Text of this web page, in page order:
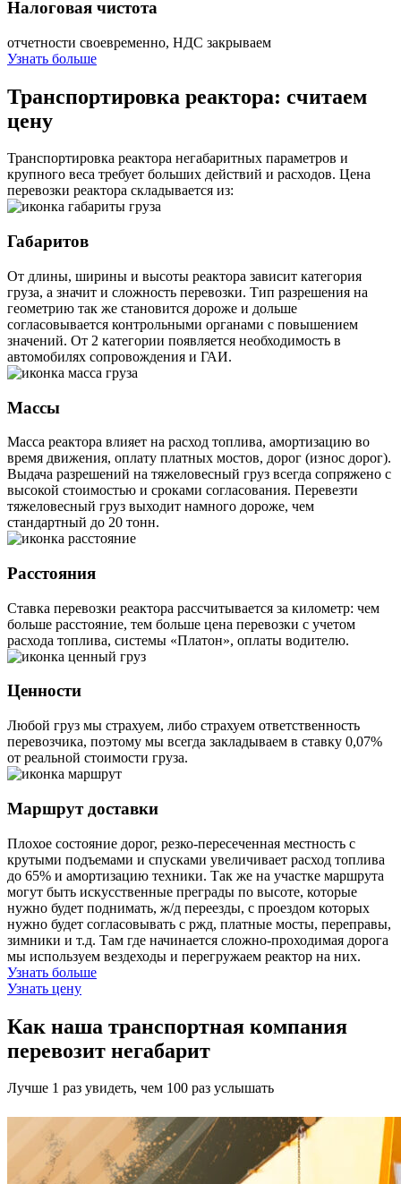
Налоговая чистота
отчетности своевременно, НДС закрываем
Узнать больше
Транспортировка реактора: считаем
цену
Транспортировка реактора негабаритных параметров и
крупного веса требует больших действий и расходов. Цена
перевозки реактора складывается из:
Габаритов
От длины, ширины и высоты реактора зависит категория
груза, а значит и сложность перевозки. Тип разрешения на
геометрию так же становится дороже и дольше
согласовывается контрольными органами с повышением
значений. От 2 категории появляется необходимость в
автомобилях сопровождения и ГАИ.
Массы
Масса реактора влияет на расход топлива, амортизацию во
время движения, оплату платных мостов, дорог (износ дорог).
Выдача разрешений на тяжеловесный груз всегда сопряжено с
высокой стоимостью и сроками согласования. Перевезти
тяжеловесный груз выходит намного дороже, чем
стандартный до 20 тонн.
Расстояния
Ставка перевозки реактора рассчитывается за километр: чем
больше расстояние, тем больше цена перевозки с учетом
расхода топлива, системы «Платон», оплаты водителю.
Ценности
Любой груз мы страхуем, либо страхуем ответственность
перевозчика, поэтому мы всегда закладываем в ставку 0,07%
от реальной стоимости груза.
Маршрут доставки
Плохое состояние дорог, резко-пересеченная местность с
крутыми подъемами и спусками увеличивает расход топлива
до 65% и амортизацию техники. Так же на участке маршрута
могут быть искусственные преграды по высоте, которые
нужно будет поднимать, ж/д переезды, с проездом которых
нужно будет согласовывать с ржд, платные мосты, переправы,
зимники и т.д. Там где начинается сложно-проходимая дорога
мы используем вездеходы и перегружаем реактор на них.
Узнать больше
Узнать цену
Как наша транспортная компания
перевозит негабарит
Лучше 1 раз увидеть, чем 100 раз услышать